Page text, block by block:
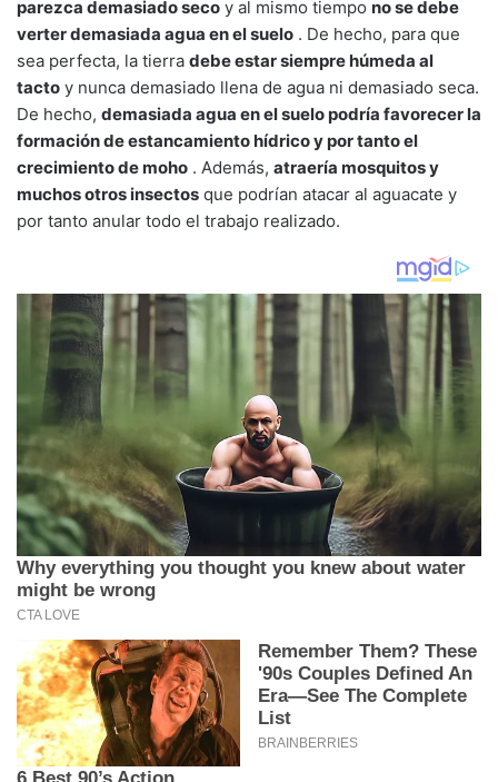
parezca demasiado seco y al mismo tiempo no se debe
verter demasiada agua en el suelo . De hecho, para que
sea perfecta, la tierra debe estar siempre húmeda al
tacto y nunca demasiado llena de agua ni demasiado seca.
De hecho, demasiada agua en el suelo podría favorecer la
formación de estancamiento hídrico y por tanto el
crecimiento de moho . Además, atraería mosquitos y
muchos otros insectos que podrían atacar al aguacate y
por tanto anular todo el trabajo realizado.